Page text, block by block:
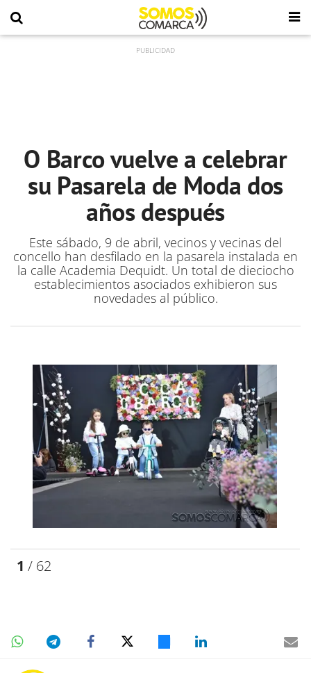
O Barco vuelve a celebrar
su Pasarela de Moda dos
años después
Este sábado, 9 de abril, vecinos y vecinas del
concello han desfilado en la pasarela instalada en
la calle Academia Dequidt. Un total de dieciocho
establecimientos asociados exhibieron sus
novedades al público.
1 / 62